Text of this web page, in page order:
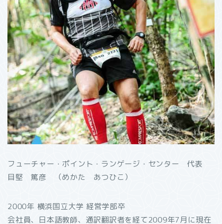
フューチャー・ポイント・ランゲージ・センター 代表
目堅 篤彦 （めかた あつひこ）
2000年 横浜国立大学 経営学部卒
会社員、日本語教師、通訳翻訳者を経て2009年7月に現在